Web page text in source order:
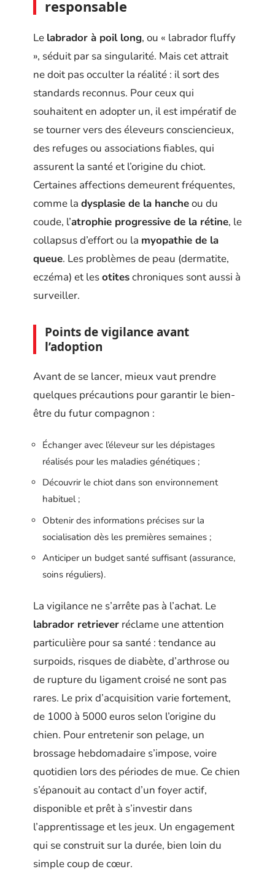
responsable
Le labrador à poil long, ou « labrador fluffy
», séduit par sa singularité. Mais cet attrait
ne doit pas occulter la réalité : il sort des
standards reconnus. Pour ceux qui
souhaitent en adopter un, il est impératif de
se tourner vers des éleveurs consciencieux,
des refuges ou associations fiables, qui
assurent la santé et l’origine du chiot.
Certaines affections demeurent fréquentes,
comme la dysplasie de la hancheou du
coude, l’atrophie progressive de la rétine, le
collapsus d’effort ou la myopathie de la
queue. Les problèmes de peau (dermatite,
eczéma) et lesotiteschroniques sont aussi à
surveiller.
Points de vigilance avant
l’adoption
Avant de se lancer, mieux vaut prendre
quelques précautions pour garantir le bien-
être du futur compagnon :
Échanger avec l’éleveur sur les dépistages
réalisés pour les maladies génétiques ;
Découvrir le chiot dans son environnement
habituel ;
Obtenir des informations précises sur la
socialisation dès les premières semaines ;
Anticiper un budget santé suffisant (assurance,
soins réguliers).
La vigilance ne s’arrête pas à l’achat. Le
labrador retriever réclame une attention
particulière pour sa santé : tendance au
surpoids, risques de diabète, d’arthrose ou
de rupture du ligament croisé ne sont pas
rares. Le prix d’acquisition varie fortement,
de 1000 à 5000 euros selon l’origine du
chien. Pour entretenir son pelage, un
brossage hebdomadaire s’impose, voire
quotidien lors des périodes de mue. Ce chien
s’épanouit au contact d’un foyer actif,
disponible et prêt à s’investir dans
l’apprentissage et les jeux. Un engagement
qui se construit sur la durée, bien loin du
simple coup de cœur.